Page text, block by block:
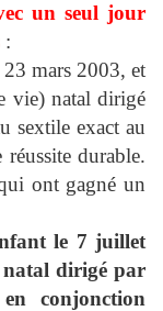
un seul jour
:
mars 2003, et
vie) natal dirigé
sextile exact au
durable.
ont gagné un
le 7 juillet
natal dirigé par
conjonction